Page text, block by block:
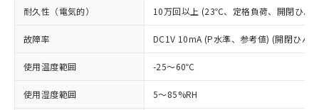
耐久性（電気的） 10万回以上 (23℃、定格負荷、開閉ひん
故障率 DC1V 10mA (P水準、参考値) (開閉ひん
使用温度範囲 -25～60℃
使用湿度範囲 5～85%RH
示しないようお願いします。
マイパーツ機能（部品リスト作成サー
ビス）をご利用いただくには、I-Web
お客様が当ウェブサイト上で当社にご
部品在庫の切り替え状況などにより、予定
月が前後することがあります。
※3 非含有証明書ダウンロード
準値以下であることを示します。
「10」：通常の使用状況下において有害物
質が外部に漏えいし、環境に深刻な影響を
及ぼさない年数を意味します。
「－」：未確認です。当社販売部門へお問
い合わせください。
該第三者に通知します。また当社は、
販売先および販売に係わる関係者が違
法に輸出するおそれがある場合は、取
り引きをいたしません。
情報を公開していない機種